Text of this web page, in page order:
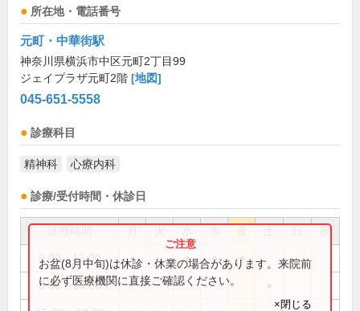
所在地・電話番号
元町・中華街駅
神奈川県横浜市中区元町2丁目99
ジェイプラザ元町2階 [地図]
045-651-5558
診療科目
精神科 心療内科
診療/受付時間・休診日
祝
9:00～13:00 ● ● ● ●
9:00～14:00
お盆(8月中旬)は休診・休業の場合があります。来院前
に必ず医療機関に直接ご確認ください。
×閉じる